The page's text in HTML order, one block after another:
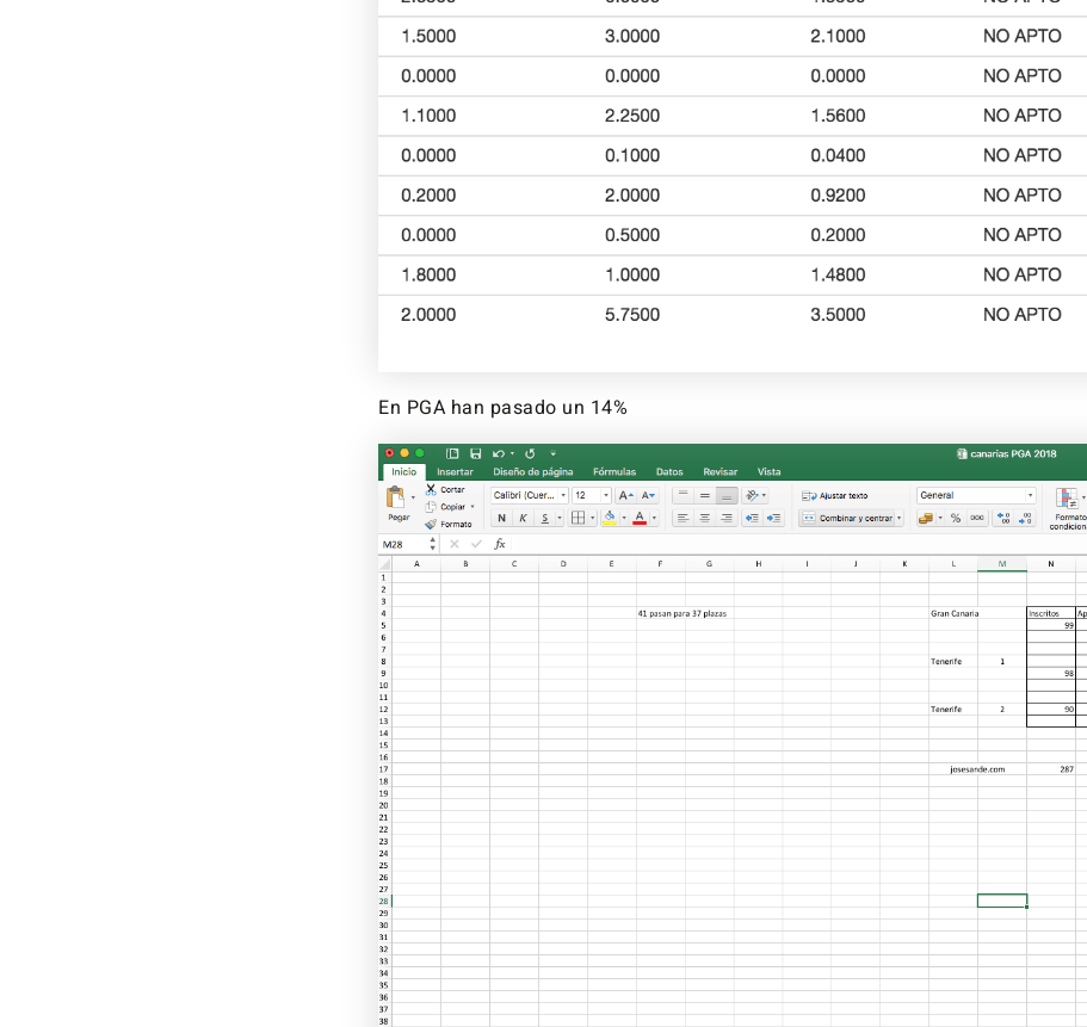
En PGA han pasado un 14%